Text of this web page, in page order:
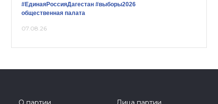
#ЕдинаяРоссияДагестан #выборы2026
общественная палата
07.08.26